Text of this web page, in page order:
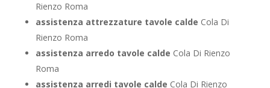
Rienzo Roma
assistenza attrezzature tavole calde Cola Di
Rienzo Roma
assistenza arredo tavole calde Cola Di Rienzo
Roma
assistenza arredi tavole calde Cola Di Rienzo